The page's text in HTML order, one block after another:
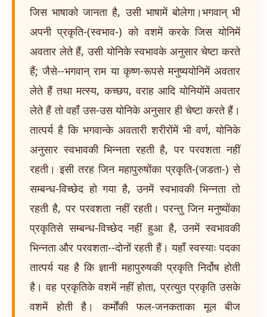
जिस भाषाको जानता है, उसी भाषामें बोलेगा।भगवान् भी
अपनी प्रकृति-(स्वभाव-) को वशमें करके जिस योनिमें
अवतार लेते हैं, उसी योनिके स्वभावके अनुसार चेष्टा करते
हैं; जैसे--भगवान् राम या कृष्ण-रूपसे मनुष्ययोनिमें अवतार
लेते हैं तथा मत्स्य, कच्छप, वराह आदि योनियोंमें अवतार
लेते हैं तो वहाँ उस-उस योनिके अनुसार ही चेष्टा करते हैं।
तात्पर्य है कि भगवान्के अवतारी शरीरोंमें भी वर्ण, योनिके
अनुसार स्वभावकी भिन्नता रहती है, पर परवशता नहीं
रहती। इसी तरह जिन महापुरुषोंका प्रकृति-(जडता-) से
सम्बन्ध-विच्छेद हो गया है, उनमें स्वभावकी भिन्नता तो
रहती है, पर परवशता नहीं रहती। परन्तु जिन मनुष्योंका
प्रकृतिसे सम्बन्ध-विच्छेद नहीं हुआ है, उनमें स्वभावकी
भिन्नता और परवशता--दोनों रहती हैं। यहाँ स्वस्याः पदका
तात्पर्य यह है कि ज्ञानी महापुरुषकी प्रकृति निर्दोष होती
है। वह प्रकृतिके वशमें नहीं होता, प्रत्युत प्रकृति उसके
वशमें होती है। कर्मोंकी फल-जनकताका मूल बीज